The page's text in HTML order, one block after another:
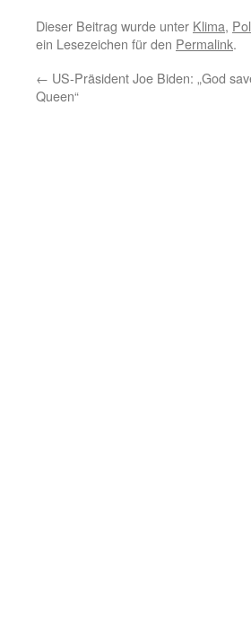
Dieser Beitrag wurde unter Klima,
ein Lesezeichen für den Permalink.
← US-Präsident Joe Biden: „God
Queen“